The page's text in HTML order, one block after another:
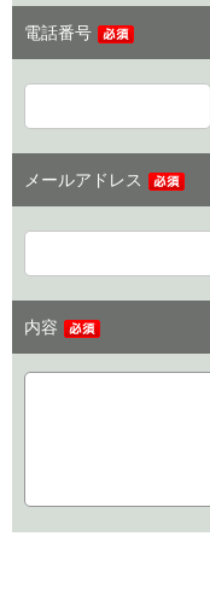
電話番号
メールアドレス
内容